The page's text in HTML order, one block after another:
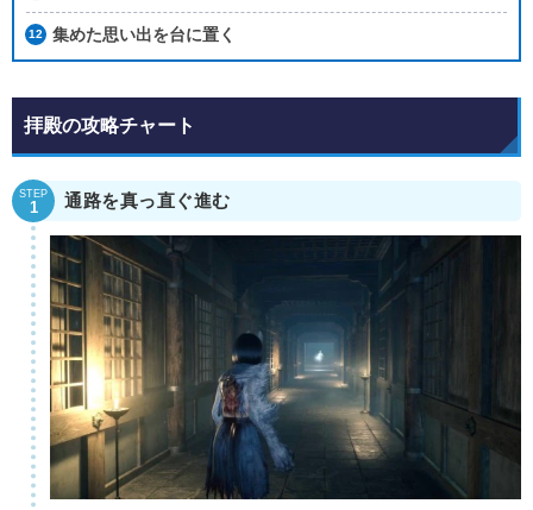
集めた思い出を台に置く
拝殿の攻略チャート
STEP
1 通路を真っ直ぐ進む